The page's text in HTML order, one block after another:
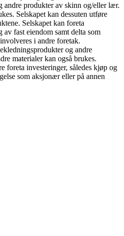
andre produkter av skinn og/eller lær.
Selskapet kan dessuten utføre
Selskapet kan foreta
fast eiendom samt delta som
i andre foretak.
og andre
materialer kan også brukes.
foreta investeringer, således kjøp og
som aksjonær eller på annen